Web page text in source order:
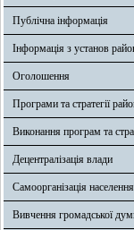
Публічна інформація
Інформація з установ
Оголошення
Програми та стратегії
Виконання програм та
Децентралізація влади
Самоорганізація населення
Вивчення громадської